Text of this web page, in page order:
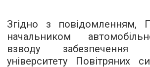
Згідно з повідомленням,
начальником
взводу забезпечення
університету Повітряних